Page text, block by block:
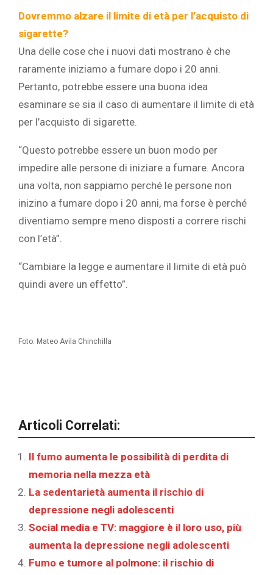
Dovremmo alzare il limite di età per l’acquisto di
sigarette?
Una delle cose che i nuovi dati mostrano è che
raramente iniziamo a fumare dopo i 20 anni.
Pertanto, potrebbe essere una buona idea
esaminare se sia il caso di aumentare il limite di età
per l’acquisto di sigarette.
“Questo potrebbe essere un buon modo per
impedire alle persone di iniziare a fumare. Ancora
una volta, non sappiamo perché le persone non
inizino a fumare dopo i 20 anni, ma forse è perché
diventiamo sempre meno disposti a correre rischi
con l’età”.
“Cambiare la legge e aumentare il limite di età può
quindi avere un effetto”.
Foto: Mateo Avila Chinchilla
Articoli Correlati:
Il fumo aumenta le possibilità di perdita di
memoria nella mezza età
La sedentarietà aumenta il rischio di
depressione negli adolescenti
Social media e TV: maggiore è il loro uso, più
aumenta la depressione negli adolescenti
Fumo e tumore al polmone: il rischio di